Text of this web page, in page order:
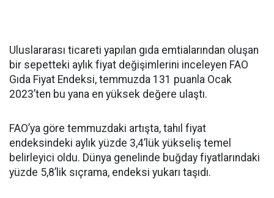
Uluslararası ticareti yapılan gıda emtialarından oluşan
bir sepetteki aylık fiyat değişimlerini inceleyen FAO
Gıda Fiyat Endeksi, temmuzda 131 puanla Ocak
2023’ten bu yana en yüksek değere ulaştı.
FAO’ya göre temmuzdaki artışta, tahıl fiyat
endeksindeki aylık yüzde 3,4’lük yükseliş temel
belirleyici oldu. Dünya genelinde buğday fiyatlarındaki
yüzde 5,8’lik sıçrama, endeksi yukarı taşıdı.